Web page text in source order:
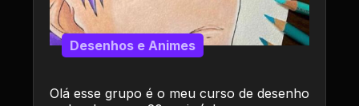
Olá esse grupo é o meu curso de desenho
Desenhos e Animes